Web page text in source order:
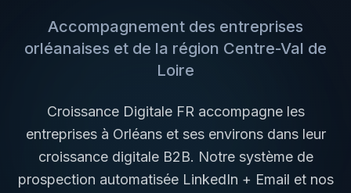
Accompagnement des entreprises
orléanaises et de la région Centre-Val de
Loire
Croissance Digitale FR accompagne les
entreprises à Orléanset ses environs dans leur
croissance digitale B2B. Notre système de
prospection automatisée LinkedIn + Email et nos